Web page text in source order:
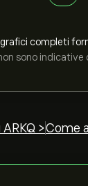
completi
sono
>Come